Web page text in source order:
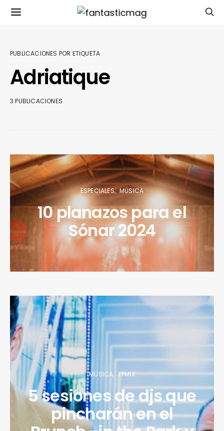
PUBLICACIONES POR ETIQUETA
Adriatique
3 PUBLICACIONES
ESPECIALES MÚSICA
10 planazos para el
Sónar 2024
MÚSICA FPMIX
5 sesiones de djs que
pincharán en el